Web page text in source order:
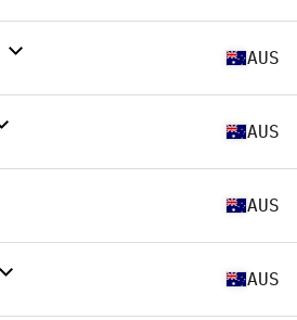
AUS
AUS
AUS
AUS